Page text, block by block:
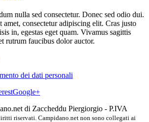
nulla sed consectetur. Donec sed odio dui.
consectetur adipiscing elit. Cras justo
in, egestas eget quam. Vivamus sagittis
rutrum faucibus dolor auctor.
dei dati personali
Google+
di Zaccheddu Piergiorgio - P.IVA
riservati. Campidano.net non sono collegati ai